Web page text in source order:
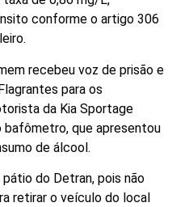
conforme o artigo 306
recebeu voz de prisão e
para os
da Kia Sportage
que apresentou
de álcool.
do Detran, pois não
retirar o veículo do local